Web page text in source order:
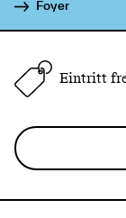
Foyer
Eintritt